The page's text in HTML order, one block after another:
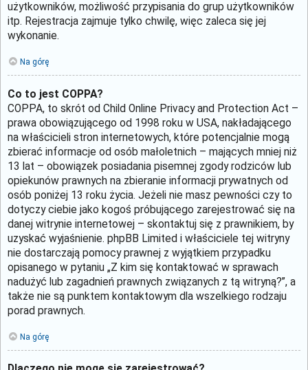
użytkowników, możliwość przypisania do grup użytkowników
itp. Rejestracja zajmuje tylko chwilę, więc zaleca się jej
wykonanie.
Na górę
Co to jest COPPA?
COPPA, to skrót od Child Online Privacy and Protection Act –
prawa obowiązującego od 1998 roku w USA, nakładającego
na właścicieli stron internetowych, które potencjalnie mogą
zbierać informacje od osób małoletnich – mających mniej niż
13 lat – obowiązek posiadania pisemnej zgody rodziców lub
opiekunów prawnych na zbieranie informacji prywatnych od
osób poniżej 13 roku życia. Jeżeli nie masz pewności czy to
dotyczy ciebie jako kogoś próbującego zarejestrować się na
danej witrynie internetowej – skontaktuj się z prawnikiem, by
uzyskać wyjaśnienie. phpBB Limited i właściciele tej witryny
nie dostarczają pomocy prawnej z wyjątkiem przypadku
opisanego w pytaniu „Z kim się kontaktować w sprawach
nadużyć lub zagadnień prawnych związanych z tą witryną?”, a
także nie są punktem kontaktowym dla wszelkiego rodzaju
porad prawnych.
Na górę